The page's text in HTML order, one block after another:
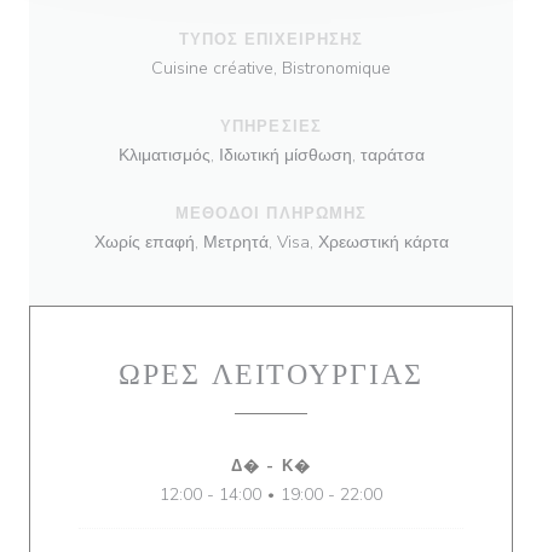
ΤΎΠΟΣ ΕΠΙΧΕΊΡΗΣΗΣ
Cuisine créative, Bistronomique
ΥΠΗΡΕΣΊΕΣ
Κλιματισμός, Ιδιωτική μίσθωση, ταράτσα
ΜΈΘΟΔΟΙ ΠΛΗΡΩΜΉΣ
Χωρίς επαφή, Μετρητά, Visa, Χρεωστική κάρτα
ΏΡΕΣ ΛΕΙΤΟΥΡΓΊΑΣ
Δ� - Κ�
12:00 - 14:00 • 19:00 - 22:00